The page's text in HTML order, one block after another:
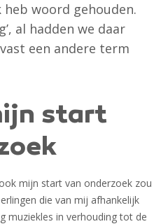
heb woord gehouden.
al hadden we daar
een andere term
start
mijn start van onderzoek zou
die van mij afhankelijk
muziekles in verhouding tot de